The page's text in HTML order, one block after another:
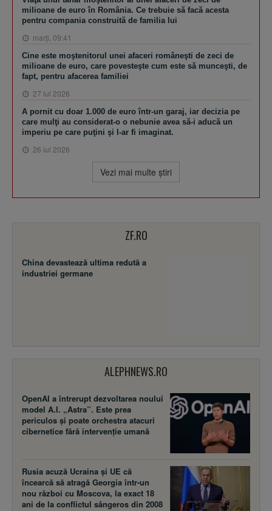
milioane de euro în România. Ce trebuie să facă acesta
pentru compania construită de familia lui
marţi, 09:41
Cine este moştenitorul unei afaceri româneşti de zeci de
milioane de euro, care povesteşte cum este să munceşti, de
fapt, pentru afacerea familiei
27 iul 2026
A pornit cu doar 1.000 de euro într-un garaj, iar decizia pe
care mulţi au considerat-o o nebunie avea să-i aducă un
imperiu pe care puţini şi l-ar fi imaginat.
26 iul 2026
Vezi mai multe ştiri
ZF.RO
China devastează ultima redută a
industriei germane
ALEPHNEWS.RO
OpenAI a întrerupt dezvoltarea noului
model A.I. „Astra”. Este prea
periculos și poate orchestra atacuri
cibernetice fără intervenție umană
Rusia acuză Ucraina şi UE că
încearcă să atragă Georgia într-un
nou război cu Moscova, la exact 18
ani de la conflictul sângeros din 2008